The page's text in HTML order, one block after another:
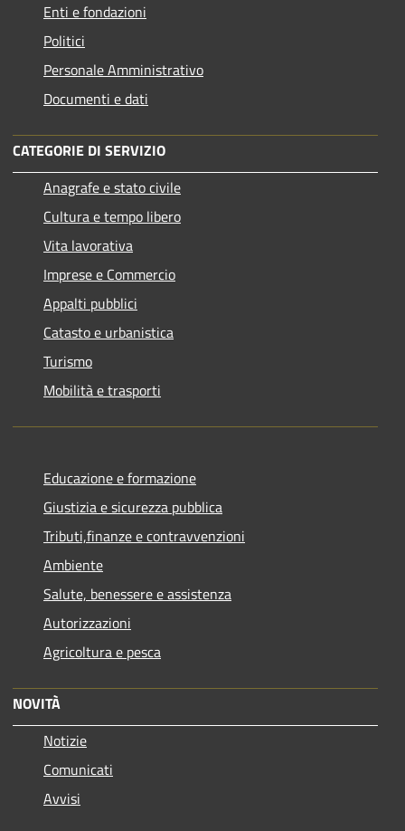
Enti e fondazioni
Politici
Personale Amministrativo
Documenti e dati
CATEGORIE DI SERVIZIO
Anagrafe e stato civile
Cultura e tempo libero
Vita lavorativa
Imprese e Commercio
Appalti pubblici
Catasto e urbanistica
Turismo
Mobilità e trasporti
Educazione e formazione
Giustizia e sicurezza pubblica
Tributi,finanze e contravvenzioni
Ambiente
Salute, benessere e assistenza
Autorizzazioni
Agricoltura e pesca
NOVITÀ
Notizie
Comunicati
Avvisi